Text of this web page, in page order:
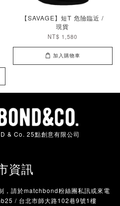
【SAVAGE】短T 危險臨近 /
現貨
NT$ 1,580
加入購物車
& Co. 25點創意有限公司
資訊
，請於matchbond粉絲團私訊或來電
/ 台北市師大路102巷9號1樓